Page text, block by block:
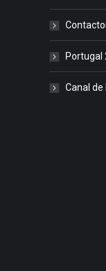
Portugal
Canal de